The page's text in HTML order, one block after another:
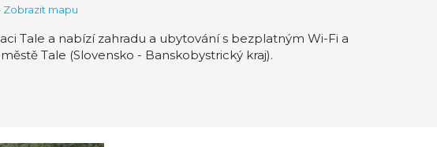
Zobrazit mapu
Tale a nabízí zahradu a ubytování s bezplatným Wi-Fi a
Tale (Slovensko - Banskobystrický kraj).